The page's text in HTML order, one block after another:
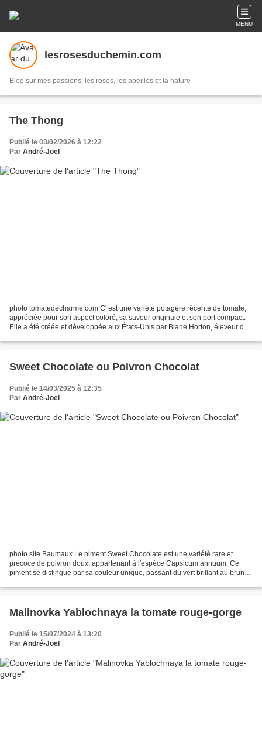
MENU
lesrosesduchemin.com
Blog sur mes passions: les roses, les abeilles et la nature
The Thong
Publié le 03/02/2026 à 12:22
Par André-Joël
photo tomatedecharme.com C' est une variété potagère récente de tomate,
appréciée pour son aspect coloré, sa saveur originale et son port compact.
Elle a été créée et développée aux États-Unis par Blane Horton, éleveur de
Sweet Chocolate ou Poivron Chocolat
Publié le 14/03/2025 à 12:35
Par André-Joël
photo site Baumaux Le piment Sweet Chocolate est une variété rare et
précoce de poivron doux, appartenant à l'espèce Capsicum annuum. Ce
piment se distingue par sa couleur unique, passant du vert brillant au brun
Malinovka Yablochnaya la tomate rouge-gorge
Publié le 15/07/2024 à 13:20
Par André-Joël